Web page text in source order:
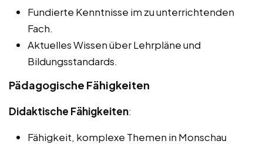
Fundierte Kenntnisse im zu unterrichtenden
Fach.
Aktuelles Wissen über Lehrpläne und
Bildungsstandards.
Pädagogische Fähigkeiten
Didaktische Fähigkeiten:
Fähigkeit, komplexe Themen in Monschau